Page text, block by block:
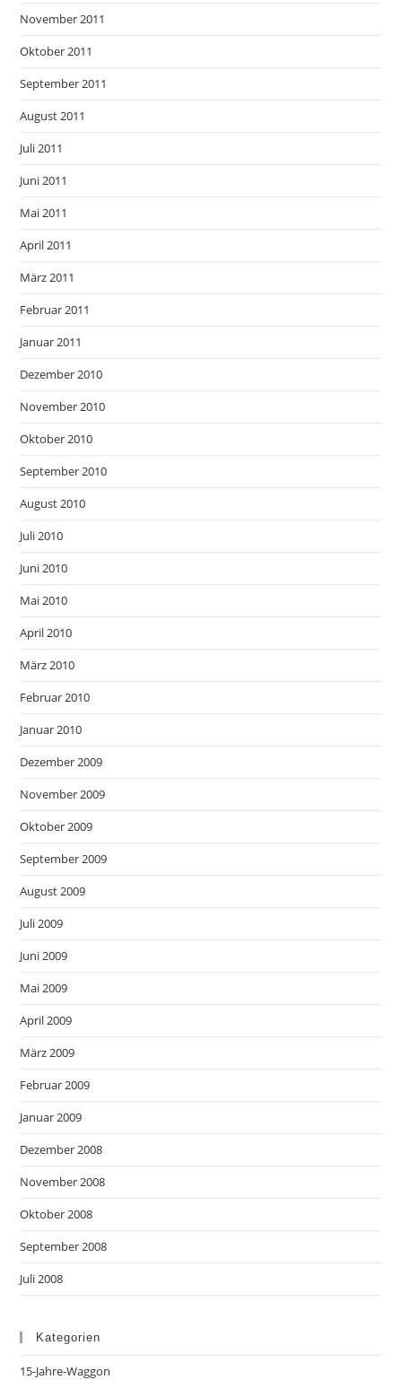
November 2011
Oktober 2011
September 2011
August 2011
Juli 2011
Juni 2011
Mai 2011
April 2011
März 2011
Februar 2011
Januar 2011
Dezember 2010
November 2010
Oktober 2010
September 2010
August 2010
Juli 2010
Juni 2010
Mai 2010
April 2010
März 2010
Februar 2010
Januar 2010
Dezember 2009
November 2009
Oktober 2009
September 2009
August 2009
Juli 2009
Juni 2009
Mai 2009
April 2009
März 2009
Februar 2009
Januar 2009
Dezember 2008
November 2008
Oktober 2008
September 2008
Juli 2008
Kategorien
15-Jahre-Waggon